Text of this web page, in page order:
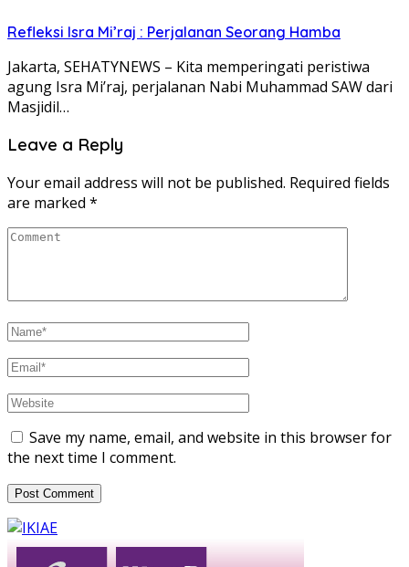
Refleksi Isra Mi’raj : Perjalanan Seorang Hamba
Jakarta, SEHATYNEWS – Kita memperingati peristiwa
agung Isra Mi’raj, perjalanan Nabi Muhammad SAW dari
Masjidil…
Leave a Reply
Your email address will not be published. Required fields
are marked *
Save my name, email, and website in this browser for
the next time I comment.